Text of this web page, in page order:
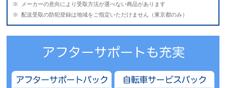
メーカーの意向により受取方法が選べない商品があります
配送受取の防犯登録は地域をご指定いただけません（東京都のみ）